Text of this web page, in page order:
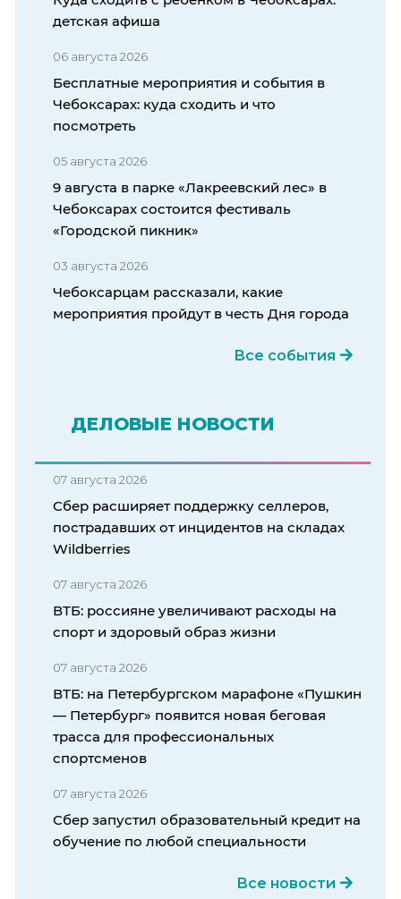
детская афиша
06 августа 2026
Бесплатные мероприятия и события в
Чебоксарах: куда сходить и что
посмотреть
05 августа 2026
9 августа в парке «Лакреевский лес» в
Чебоксарах состоится фестиваль
«Городской пикник»
03 августа 2026
Чебоксарцам рассказали, какие
мероприятия пройдут в честь Дня города
Все события
ДЕЛОВЫЕ НОВОСТИ
07 августа 2026
Сбер расширяет поддержку селлеров,
пострадавших от инцидентов на складах
Wildberries
07 августа 2026
ВТБ: россияне увеличивают расходы на
спорт и здоровый образ жизни
07 августа 2026
ВТБ: на Петербургском марафоне «Пушкин
— Петербург» появится новая беговая
трасса для профессиональных
спортсменов
07 августа 2026
Сбер запустил образовательный кредит на
обучение по любой специальности
Все новости